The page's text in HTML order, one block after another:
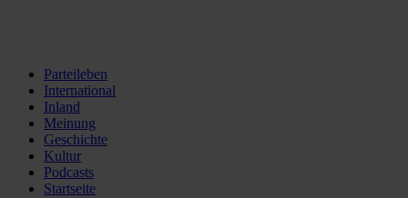
Parteileben
International
Inland
Meinung
Geschichte
Kultur
Podcasts
Startseite